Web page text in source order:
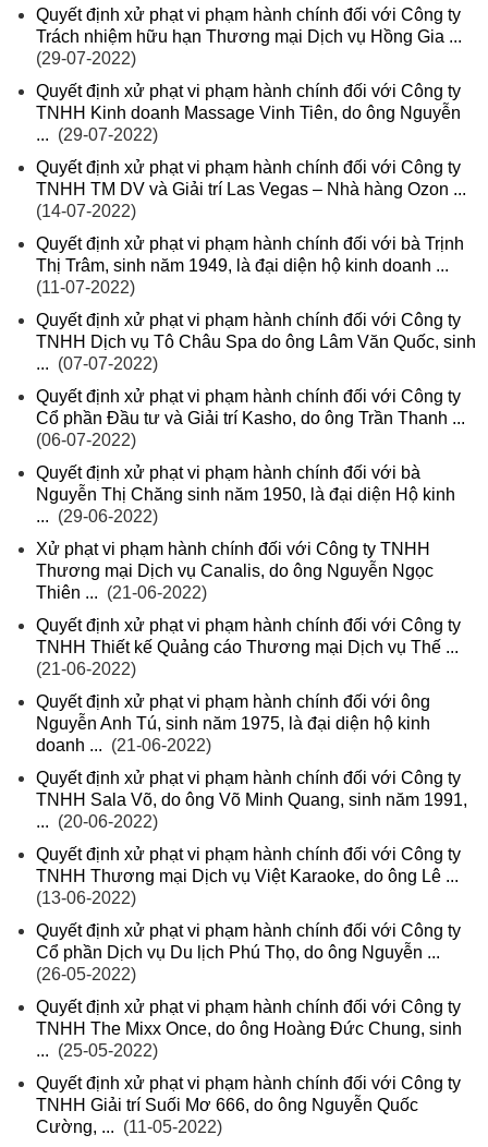
Quyết định xử phạt vi phạm hành chính đối với Công ty
Trách nhiệm hữu hạn Thương mại Dịch vụ Hồng Gia ...
(29-07-2022)
Quyết định xử phạt vi phạm hành chính đối với Công ty
TNHH Kinh doanh Massage Vinh Tiên, do ông Nguyễn
... (29-07-2022)
Quyết định xử phạt vi phạm hành chính đối với Công ty
TNHH TM DV và Giải trí Las Vegas – Nhà hàng Ozon ...
(14-07-2022)
Quyết định xử phạt vi phạm hành chính đối với bà Trịnh
Thị Trâm, sinh năm 1949, là đại diện hộ kinh doanh ...
(11-07-2022)
Quyết định xử phạt vi phạm hành chính đối với Công ty
TNHH Dịch vụ Tô Châu Spa do ông Lâm Văn Quốc, sinh
... (07-07-2022)
Quyết định xử phạt vi phạm hành chính đối với Công ty
Cổ phần Đầu tư và Giải trí Kasho, do ông Trần Thanh ...
(06-07-2022)
Quyết định xử phạt vi phạm hành chính đối với bà
Nguyễn Thị Chăng sinh năm 1950, là đại diện Hộ kinh
... (29-06-2022)
Xử phạt vi phạm hành chính đối với Công ty TNHH
Thương mại Dịch vụ Canalis, do ông Nguyễn Ngọc
Thiên ... (21-06-2022)
Quyết định xử phạt vi phạm hành chính đối với Công ty
TNHH Thiết kế Quảng cáo Thương mại Dịch vụ Thế ...
(21-06-2022)
Quyết định xử phạt vi phạm hành chính đối với ông
Nguyễn Anh Tú, sinh năm 1975, là đại diện hộ kinh
doanh ... (21-06-2022)
Quyết định xử phạt vi phạm hành chính đối với Công ty
TNHH Sala Võ, do ông Võ Minh Quang, sinh năm 1991,
... (20-06-2022)
Quyết định xử phạt vi phạm hành chính đối với Công ty
TNHH Thương mại Dịch vụ Việt Karaoke, do ông Lê ...
(13-06-2022)
Quyết định xử phạt vi phạm hành chính đối với Công ty
Cổ phần Dịch vụ Du lịch Phú Thọ, do ông Nguyễn ...
(26-05-2022)
Quyết định xử phạt vi phạm hành chính đối với Công ty
TNHH The Mixx Once, do ông Hoàng Đức Chung, sinh
... (25-05-2022)
Quyết định xử phạt vi phạm hành chính đối với Công ty
TNHH Giải trí Suối Mơ 666, do ông Nguyễn Quốc
Cường, ... (11-05-2022)